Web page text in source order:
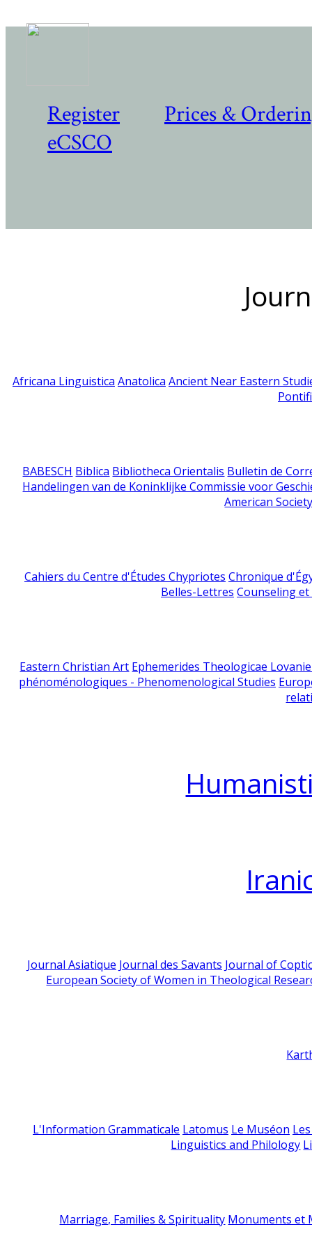
Register
Prices &
eCSCO
Africana Linguistica Anatolica Ancient Near Eastern
BABESCH Biblica Bibliotheca Orientalis Bulletin de
Handelingen van de Koninklijke Commissie voor
American
Cahiers du Centre d'Études Chypriotes Chronique
Belles-Lettres Counseling
Eastern Christian Art Ephemerides Theologicae
phénoménologiques - Phenomenological Studies
Journal Asiatique Journal des Savants Journal of
European Society of Women in Theological
L'Information Grammaticale Latomus Le Muséon
Linguistics and Philology
Marriage, Families & Spirituality Monuments et